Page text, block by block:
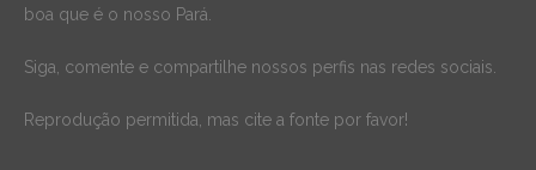
boa que é o nosso Pará.
Siga, comente e compartilhe nossos perfis nas redes sociais.
Reprodução permitida, mas cite a fonte por favor!